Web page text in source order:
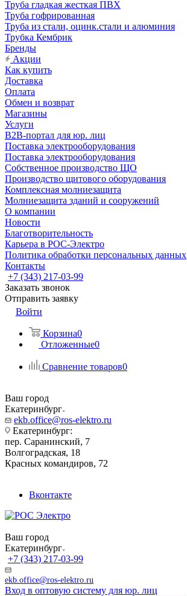
Труба гладкая жесткая ПВХ
Труба гофрированная
Труба из стали, оцинк.стали и алюминия
Трубка Кембрик
Бренды
Акции
Как купить
Доставка
Оплата
Обмен и возврат
Магазины
Услуги
B2B-портал для юр. лиц
Поставка электрооборудования
Поставка электрооборудования
Собственное производство ЩО
Производство щитового оборудования
Комплексная молниезащита
Молниезащита зданий и сооружений
О компании
Новости
Благотворительность
Карьера в РОС-Электро
Политика обработки персональных данных
Контакты
+7 (343) 217-03-99
Заказать звонок
Отправить заявку
Войти
Корзина0
Отложенные0
Сравнение товаров0
Ваш город
Екатеринбург
ekb.office@ros-elektro.ru
Екатеринбург:
пер. Саранинский, 7
Волгоградская, 18
Красных командиров, 72
Вконтакте
Ваш город
Екатеринбург
+7 (343) 217-03-99
ekb.office@ros-elektro.ru
Вход в оптовую систему для юр. лиц